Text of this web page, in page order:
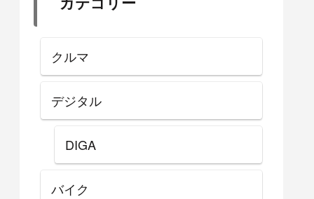
クルマ
デジタル
DIGA
バイク